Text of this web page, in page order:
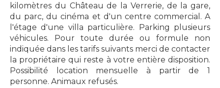
kilomètres du Château de la Verrerie, de la gare,
du parc, du cinéma et d'un centre commercial. A
l'étage d'une villa particulière. Parking plusieurs
véhicules. Pour toute durée ou formule non
indiquée dans les tarifs suivants merci de contacter
la propriétaire qui reste à votre entière disposition.
Possibilité location mensuelle à partir de 1
personne. Animaux refusés.